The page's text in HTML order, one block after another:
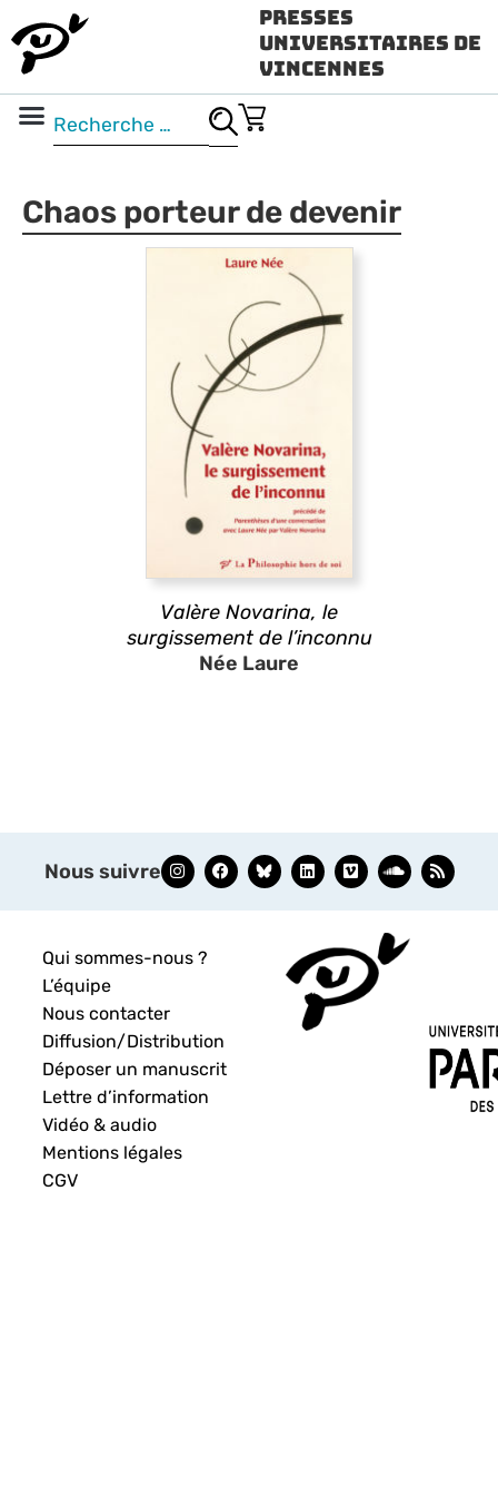
Presses
Universitaires de
Vincennes
Chaos porteur de devenir
Valère Novarina, le
surgissement de l’inconnu
Née Laure
Nous suivre
Qui sommes-nous ?
L’équipe
Nous contacter
Diffusion/Distribution
Déposer un manuscrit
Lettre d’information
Vidéo & audio
Mentions légales
CGV